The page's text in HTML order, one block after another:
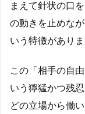
まえて針状の口
の動きを止めな
いう特徴がありま
この「相手の自
いう獰猛かつ残
どの立場から働